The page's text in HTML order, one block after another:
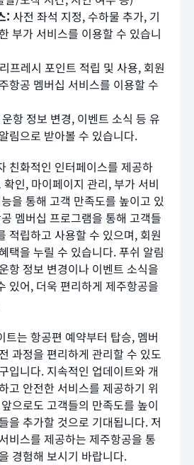
: 사전 좌석 지정, 수하물 추가, 기
부가 서비스를 이용할 수 있습니
리프레시 포인트 적립 및 사용, 회원
항공 멤버십 서비스를 이용할 수
항 정보 변경, 이벤트 소식 등 유
림으로 받아볼 수 있습니다.
친화적인 인터페이스를 제공하
인, 마이페이지 관리, 부가 서비
을 통해 고객 만족도를 높이고 있
멤버십 프로그램을 통해 고객들
적립하고 사용할 수 있으며, 회원
택을 누릴 수 있습니다. 푸쉬 알림
항 정보 변경이나 이벤트 소식을
있어, 더욱 편리하게 제주항공을
트는 항공편 예약부터 탑승, 멤버
과정을 편리하게 관리할 수 있도
입니다. 지속적인 업데이트와 개
고 안전한 서비스를 제공하기 위
으로도 고객들의 만족도를 높이
을 추가할 것으로 기대됩니다. 저
비스를 제공하는 제주항공을 통
경험해 보시기 바랍니다.